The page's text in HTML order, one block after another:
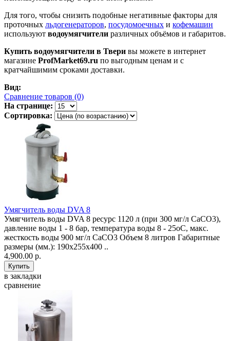
Для того, чтобы снизить подобные негативные факторы для
проточных льдогенераторов, посудомоечных и кофемашин
используют водоумягчители различных объёмов и габаритов.
Купить водоумягчители в Твери вы можете в интернет
магазине ProfMarket69.ru по выгодным ценам и с
кратчайшимим сроками доставки.
Вид:
Сравнение товаров (0)
На странице:
Сортировка:
Умягчитель воды DVA 8
Умягчитель воды DVA 8 ресурс 1120 л (при 300 мг/л CaCO3),
давление воды 1 - 8 бар, температура воды 8 - 25оС, макс.
жесткость воды 900 мг/л CaCO3 Объем 8 литров Габаритные
размеры (мм.): 190x255x400 ..
4,900.00 р.
в закладки
сравнение